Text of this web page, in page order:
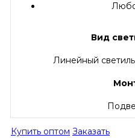
Вид
Линейный
Купить оптом Заказать